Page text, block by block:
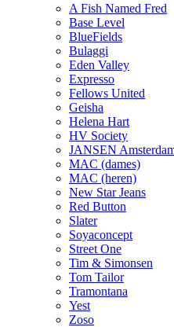
A Fish Named Fred
Base Level
BlueFields
Bulaggi
Eden Valley
Expresso
Fellows United
Geisha
Helena Hart
HV Society
JANSEN
MAC (dames)
MAC (heren)
New Star Jeans
Red Button
Slater
Soyaconcept
Street One
Tim & Simonsen
Tom Tailor
Tramontana
Yest
Zoso